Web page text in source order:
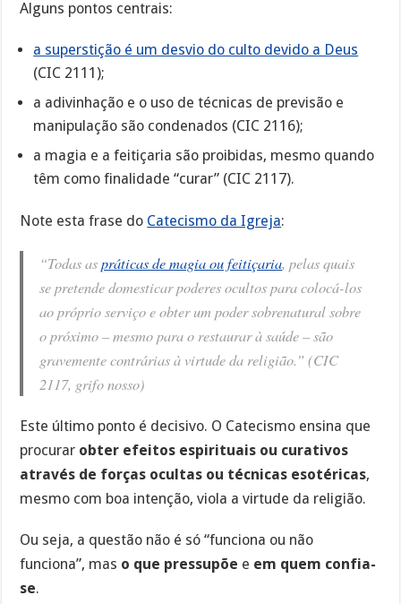
Alguns pontos centrais:
a superstição é um desvio do culto devido a Deus
(CIC 2111);
a adivinhação e o uso de técnicas de previsão e
manipulação são condenados (CIC 2116);
a magia e a feitiçaria são proibidas, mesmo quando
têm como finalidade “curar” (CIC 2117).
Note esta frase do Catecismo da Igreja:
“Todas aspráticas de magia ou feitiçaria, pelas quais
se pretende domesticar poderes ocultos para colocá-los
ao próprio serviço e obter um poder sobrenatural sobre
o próximo – mesmo para o restaurar à saúde – são
gravemente contrárias à virtude da religião.” (CIC
2117, grifo nosso)
Este último ponto é decisivo. O Catecismo ensina que
procurar obter efeitos espirituais ou curativos
através de forças ocultas ou técnicas esotéricas,
mesmo com boa intenção, viola a virtude da religião.
Ou seja, a questão não é só “funciona ou não
funciona”, mas o que pressupõe e em quem confia-
se.